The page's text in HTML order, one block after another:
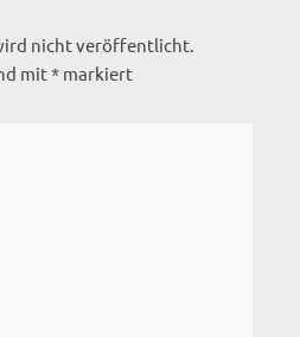
nicht veröffentlicht.
mit* markiert